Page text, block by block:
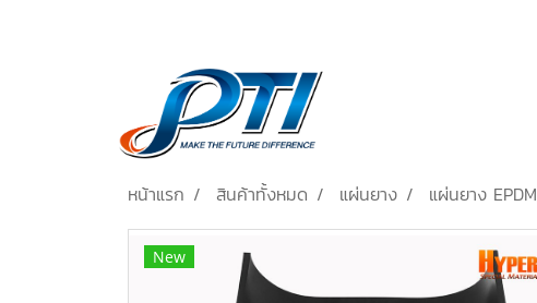
หน้าแรก สินค้าทั้งหมด แผ่นยาง แผ่นยาง EPDM
New